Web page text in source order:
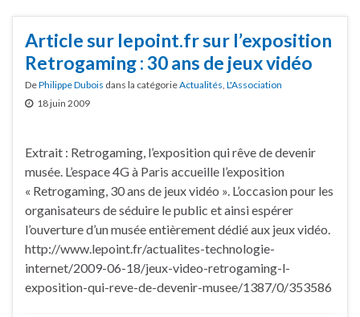
Article sur lepoint.fr sur l’exposition
Retrogaming : 30 ans de jeux vidéo
DePhilippe Dubois dans la catégorieActualités, L'Association
18 juin 2009
Extrait : Retrogaming, l’exposition qui rêve de devenir
musée. L’espace 4G à Paris accueille l’exposition
« Retrogaming, 30 ans de jeux vidéo ». L’occasion pour les
organisateurs de séduire le public et ainsi espérer
l’ouverture d’un musée entièrement dédié aux jeux vidéo.
http://www.lepoint.fr/actualites-technologie-
internet/2009-06-18/jeux-video-retrogaming-l-
exposition-qui-reve-de-devenir-musee/1387/0/353586